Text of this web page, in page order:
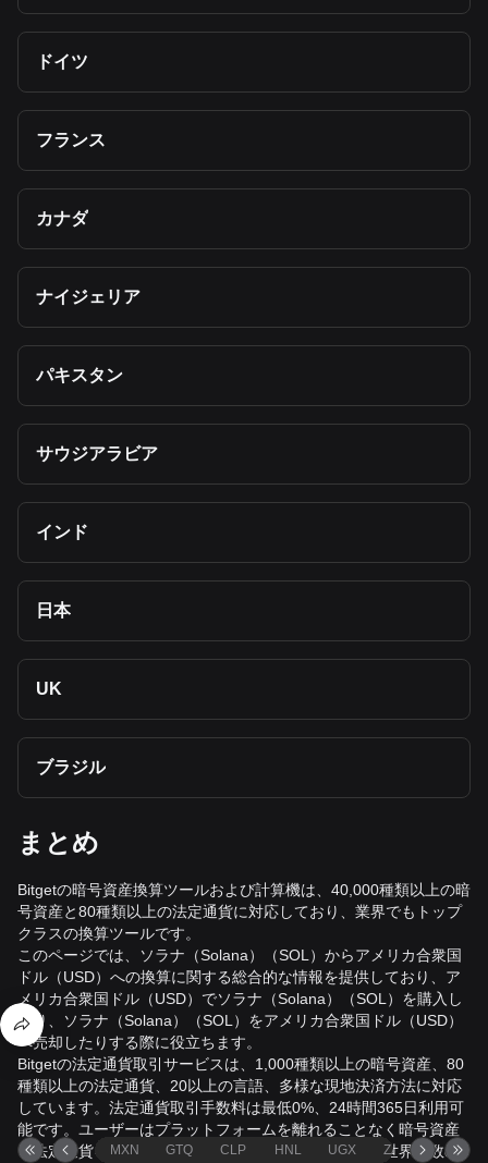
ドイツ
フランス
カナダ
ナイジェリア
パキスタン
サウジアラビア
インド
日本
UK
ブラジル
まとめ
Bitgetの暗号資産換算ツールおよび計算機は、40,000種類以上の暗
号資産と80種類以上の法定通貨に対応しており、業界でもトップ
クラスの換算ツールです。
このページでは、ソラナ（Solana）（SOL）からアメリカ合衆国
ドル（USD）への換算に関する総合的な情報を提供しており、ア
メリカ合衆国ドル（USD）でソラナ（Solana）（SOL）を購入し
たり、ソラナ（Solana）（SOL）をアメリカ合衆国ドル（USD）
へ売却したりする際に役立ちます。
Bitgetの法定通貨取引サービスは、1,000種類以上の暗号資産、80
種類以上の法定通貨、20以上の言語、多様な現地決済方法に対応
しています。法定通貨取引手数料は最低0%、24時間365日利用可
能です。ユーザーはプラットフォームを離れることなく暗号資産
と法定通貨をスムーズに交換できます。換算データは世界有数の
MXN GTQ CLP HNL UGX ZAR TND